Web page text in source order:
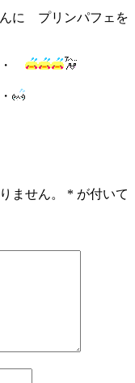
に プリンパフェを
・
ません。 * が付いて